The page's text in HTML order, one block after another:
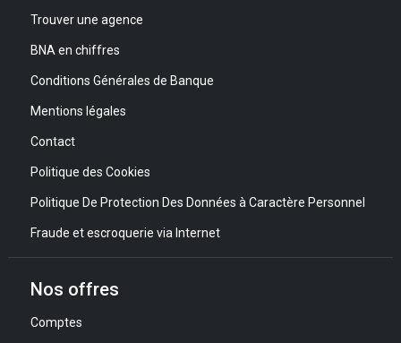
Trouver une agence
BNA en chiffres
Conditions Générales de Banque
Mentions légales
Contact
Politique des Cookies
Politique De Protection Des Données à Caractère Personnel
Fraude et escroquerie via Internet
Nos offres
Comptes